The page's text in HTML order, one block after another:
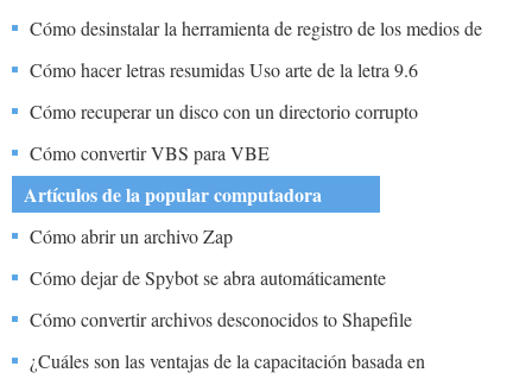
Cómo desinstalar la herramienta de registro de los medios de
comunicación Vaio
Cómo hacer letras resumidas Uso arte de la letra 9.6
Cómo recuperar un disco con un directorio corrupto
Cómo convertir VBS para VBE
Artículos de la popular computadora
Cómo abrir un archivo Zap
Cómo dejar de Spybot se abra automáticamente
Cómo convertir archivos desconocidos to Shapefile
¿Cuáles son las ventajas de la capacitación basada en